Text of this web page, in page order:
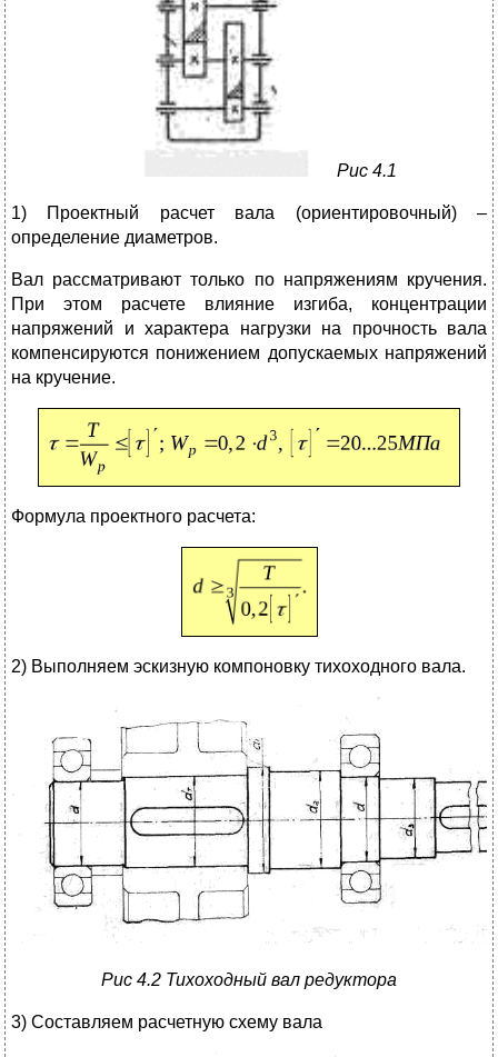
Рис 4.1
1) Проектный расчет вала (ориентировочный) –
определение диаметров.
Вал рассматривают только по напряжениям кручения.
При этом расчете влияние изгиба, концентрации
напряжений и характера нагрузки на прочность вала
компенсируются понижением допускаемых напряжений
на кручение.
Формула проектного расчета:
2) Выполняем эскизную компоновку тихоходного вала.
Рис 4.2 Тихоходный вал редуктора
3) Составляем расчетную схему вала